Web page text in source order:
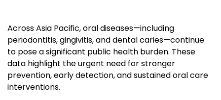
Across Asia Pacific, oral diseases—including
periodontitis, gingivitis, and dental caries—continue
to pose a significant public health burden. These
data highlight the urgent need for stronger
prevention, early detection, and sustained oral care
interventions.